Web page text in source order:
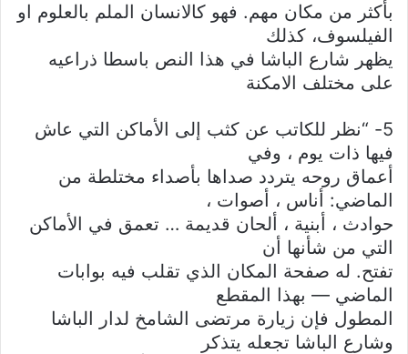
بأكثر من مكان مهم. فهو كالانسان الملم بالعلوم او
الفيلسوف، كذلك
يظهر شارع الباشا في هذا النص باسطا ذراعيه
على مختلف الامكنة
5- “نظر للكاتب عن كثب إلى الأماكن التي عاش
فيها ذات يوم ، وفي
أعماق روحه يتردد صداها بأصداء مختلطة من
الماضي: أناس ، أصوات ،
حوادث ، أبنية ، ألحان قديمة … تعمق في الأماكن
التي من شأنها أن
تفتح. له صفحة المكان الذي تقلب فيه بوابات
الماضي — بهذا المقطع
المطول فإن زيارة مرتضى الشامخ لدار الباشا
وشارع الباشا تجعله يتذكر